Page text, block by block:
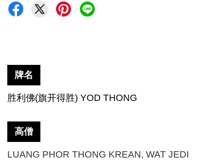
牌名
胜利佛(旗开得胜) YOD THONG
高僧
LUANG PHOR THONG KREAN, WAT JEDI